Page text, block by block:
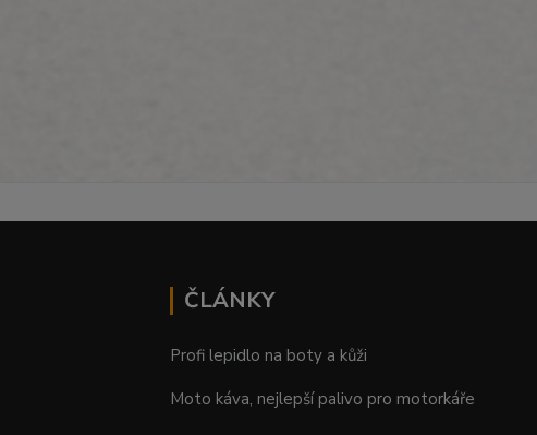
ČLÁNKY
Profi lepidlo na boty a kůži
Moto káva, nejlepší palivo pro motorkáře